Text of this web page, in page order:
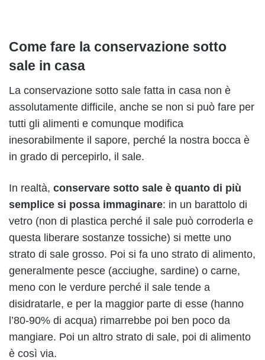
Come fare la conservazione sotto
sale in casa
La conservazione sotto sale fatta in casa non è
assolutamente difficile, anche se non si può fare per
tutti gli alimenti e comunque modifica
inesorabilmente il sapore, perché la nostra bocca è
in grado di percepirlo, il sale.
In realtà, conservare sotto sale è quanto di più
semplice si possa immaginare: in un barattolo di
vetro (non di plastica perché il sale può corroderla e
questa liberare sostanze tossiche) si mette uno
strato di sale grosso. Poi si fa uno strato di alimento,
generalmente pesce (acciughe, sardine) o carne,
meno con le verdure perché il sale tende a
disidratarle, e per la maggior parte di esse (hanno
l’80-90% di acqua) rimarrebbe poi ben poco da
mangiare. Poi un altro strato di sale, poi di alimento
è così via.